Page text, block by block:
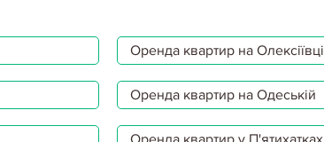
Оренда квартир на Олексіївці
Оренда квартир на Одеській